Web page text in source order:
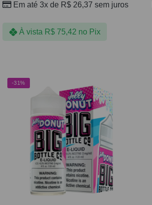
Em até 3x de R$26,37 sem juros
À vista R$75,42 no Pix
-31%